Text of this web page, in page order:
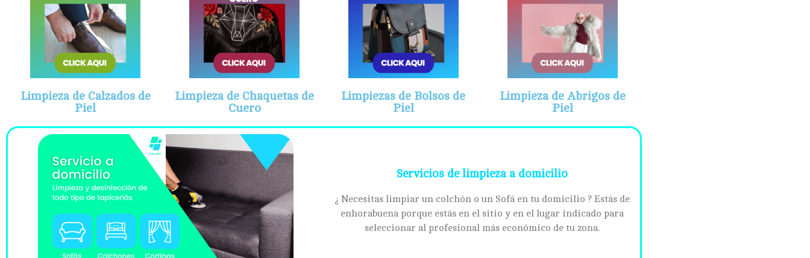
Limpieza de Calzados de
Piel
Limpieza de Chaquetas de
Cuero
Limpiezas de Bolsos de
Piel
Limpieza de Abrigos de
Piel
Servicios de limpieza a domicilio
¿ Necesitas limpiar un colchón o un Sofá en tu domicilio ? Estás de
enhorabuena porque estás en el sitio y en el lugar indicado para
seleccionar al profesional más económico de tu zona.